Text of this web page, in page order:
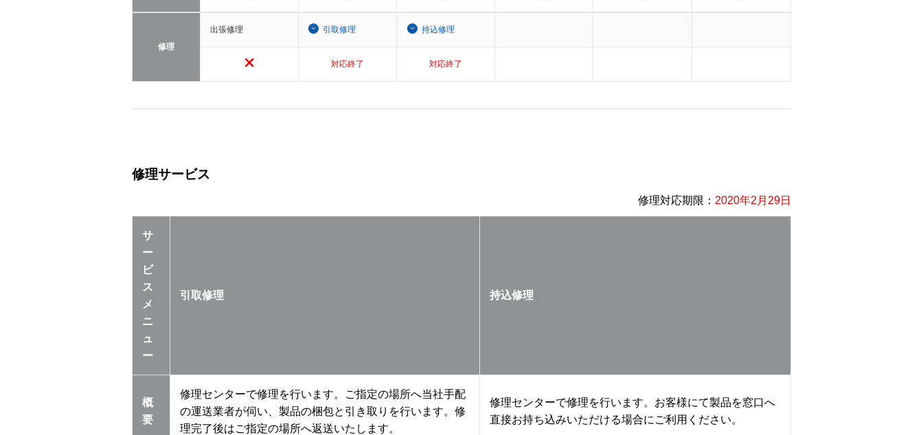
修理
出張修理 引取修理 持込修理
対応終了 対応終了
修理サービス
修理対応期限： 2020年2月29日
サ
ー
ビ
ス
メ
ニ
ュ
ー
引取修理 持込修理
概
要
修理センターで修理を行います。ご指定の場所へ当社手配
の運送業者が伺い、製品の梱包と引き取りを行います。修
理完了後はご指定の場所へ返送いたします。
修理センターで修理を行います。お客様にて製品を窓口へ
直接お持ち込みいただける場合にご利用ください。